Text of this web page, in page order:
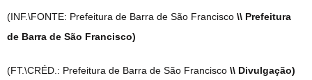
(INF.\FONTE: Prefeitura de Barra de São Francisco \\ Prefeitura
de Barra de São Francisco)
(FT.\CRÉD.: Prefeitura de Barra de São Francisco \\ Divulgação)